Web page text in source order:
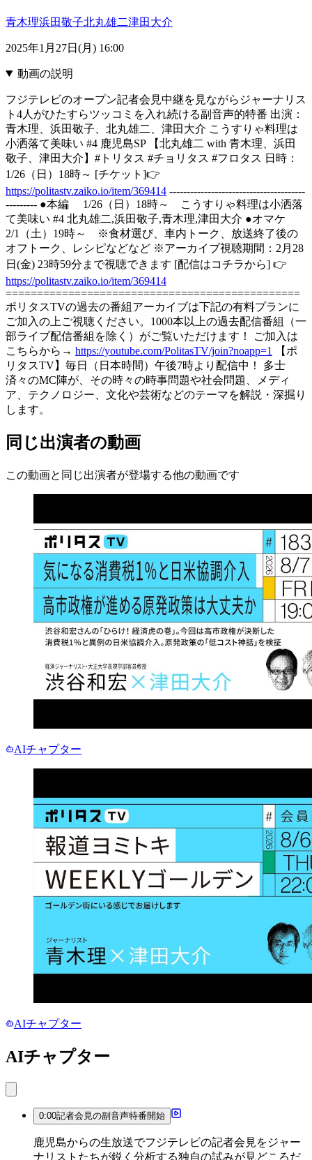
青木理浜田敬子北丸雄二津田大介
2025年1月27日(月) 16:00
動画の説明
フジテレビのオープン記者会見中継を見ながらジャーナリス
ト4人がひたすらツッコミを入れ続ける副音声的特番 出演：
青木理、浜田敬子、北丸雄二、津田大介 こうすりゃ料理は
小洒落て美味い #4 鹿児島SP 【北丸雄二 with 青木理、浜田
敬子、津田大介】#トリタス #チョリタス #フロタス 日時：
1/26（日）18時～ [チケット]👉
https://politastv.zaiko.io/item/369414 ---------------------------------------
--------- ●本編 1/26（日）18時～ こうすりゃ料理は小洒落
て美味い #4 北丸雄二,浜田敬子,青木理,津田大介 ●オマケ
2/1（土）19時～ ※食材選び、車内トーク、放送終了後の
オフトーク、レシピなどなど ※アーカイブ視聴期間：2月28
日(金) 23時59分まで視聴できます [配信はコチラから] 👉
https://politastv.zaiko.io/item/369414
===============================================
ポリタスTVの過去の番組アーカイブは下記の有料プランに
ご加入の上ご視聴ください。1000本以上の過去配信番組（一
部ライブ配信番組を除く）がご覧いただけます！ ご加入は
こちらから→ https://youtube.com/PolitasTV/join?noapp=1
【ポ
リタスTV】毎日（日本時間）午後7時より配信中！ 多士
済々のMC陣が、その時々の時事問題や社会問題、メディ
ア、テクノロジー、文化や芸術などのテーマを解説・深掘り
します。
同じ出演者の動画
この動画と同じ出演者が登場する他の動画です
AIチャプター
AIチャプター
AIチャプター
0:00記者会見の副音声特番開始
鹿児島からの生放送でフジテレビの記者会見をジャー
ナリストたちが鋭く分析する独自の試みが見どころだ